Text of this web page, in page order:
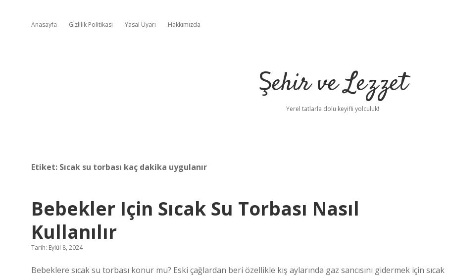
Anasayfa Gizlilik Politikası Yasal Uyarı Hakkımızda
Şehir ve Lezzet
Yerel tatlarla dolu keyifli yolculuk!
Etiket: Sıcak su torbası kaç dakika uygulanır
Bebekler Için Sıcak Su Torbası Nasıl
Kullanılır
Tarih: Eylül 8, 2024
Bebeklere sıcak su torbası konur mu? Eski çağlardan beri özellikle kış aylarında gaz sancısını gidermek için sıcak